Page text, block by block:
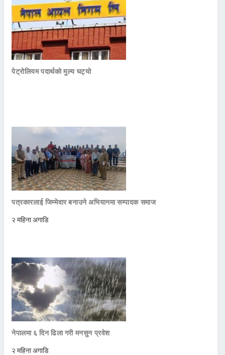
पेट्रोलियम पदार्थको मुल्य घट्यो
पत्रकारलाई जिम्मेवार बनाउने अभियानमा सम्पादक समाज
२ महिना अगाडि
नेपालमा ६ दिन ढिला गरी मनसुन प्रवेश
२ महिना अगाडि